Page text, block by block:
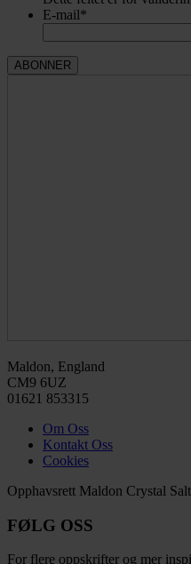
E-mail*
Maldon, England
CM9 6UZ
01621 853315
Om Oss
Kontakt Oss
Cookies
Opphavsrett Maldon Crystal
FØLG OSS
For flere oppskrifter og mer